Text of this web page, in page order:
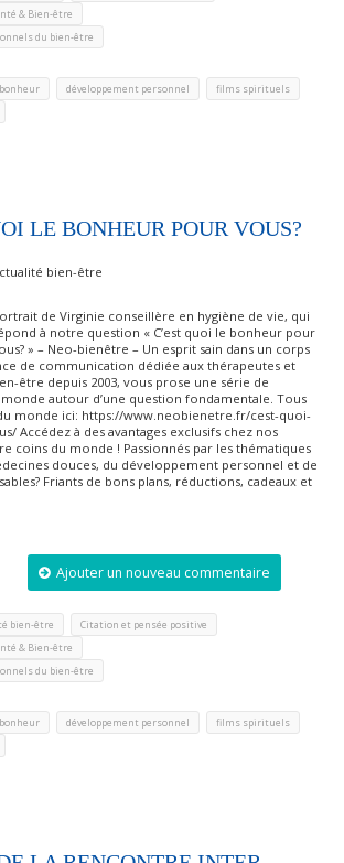
& Bien-être
du bien-être
bonheur développement personnel films spirituels
LE BONHEUR POUR VOUS?
bien-être
de Virginie conseillère en hygiène de vie, qui
à notre question « C’est quoi le bonheur pour
» – Neo-bienêtre – Un esprit sain dans un corps
de communication dédiée aux thérapeutes et
être depuis 2003, vous prose une série de
autour d’une question fondamentale. Tous
monde ici: https://www.neobienetre.fr/cest-quoi-
Accédez à des avantages exclusifs chez nos
coins du monde ! Passionnés par les thématiques
douces, du développement personnel et de
Friants de bons plans, réductions, cadeaux et
Ajouter un nouveau commentaire
bien-être Citation et pensée positive
& Bien-être
du bien-être
bonheur développement personnel films spirituels